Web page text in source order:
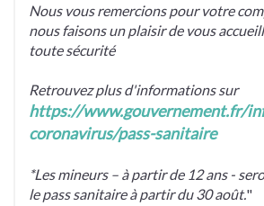
Nous vous remercions pour votre
nous faisons un plaisir de vous
toute sécurité
Retrouvez plus d'informations sur
https://www.gouvernement.fr/
coronavirus/pass-sanitaire
*Les mineurs – à partir de 12 ans -
le pass sanitaire à partir du 30 août."